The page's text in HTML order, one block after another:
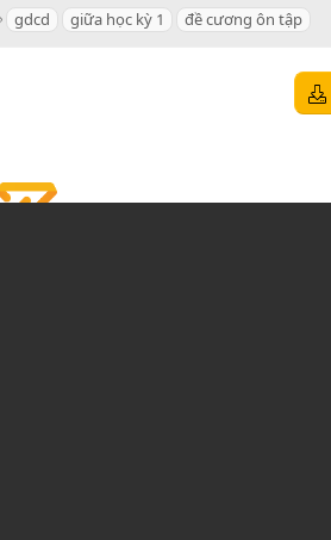
T gdcd giữa học kỳ 1 đề cương ôn tập